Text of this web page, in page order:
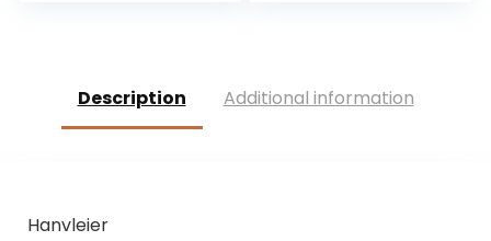
Description Additional information
Hanvleier